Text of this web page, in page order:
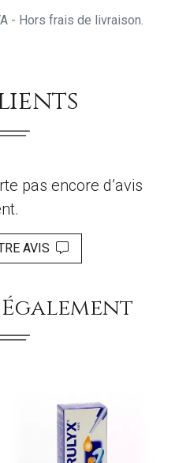
- Hors frais de livraison.
pas encore d’avis
AVIS